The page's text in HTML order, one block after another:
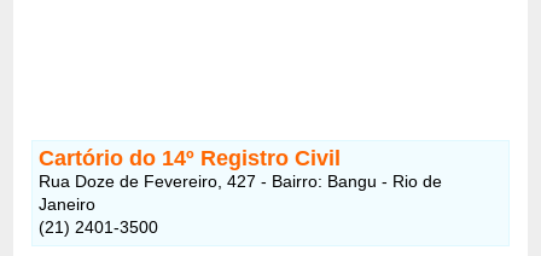
Cartório do 14º Registro Civil
Rua Doze de Fevereiro, 427 - Bairro: Bangu - Rio de
Janeiro
(21) 2401-3500